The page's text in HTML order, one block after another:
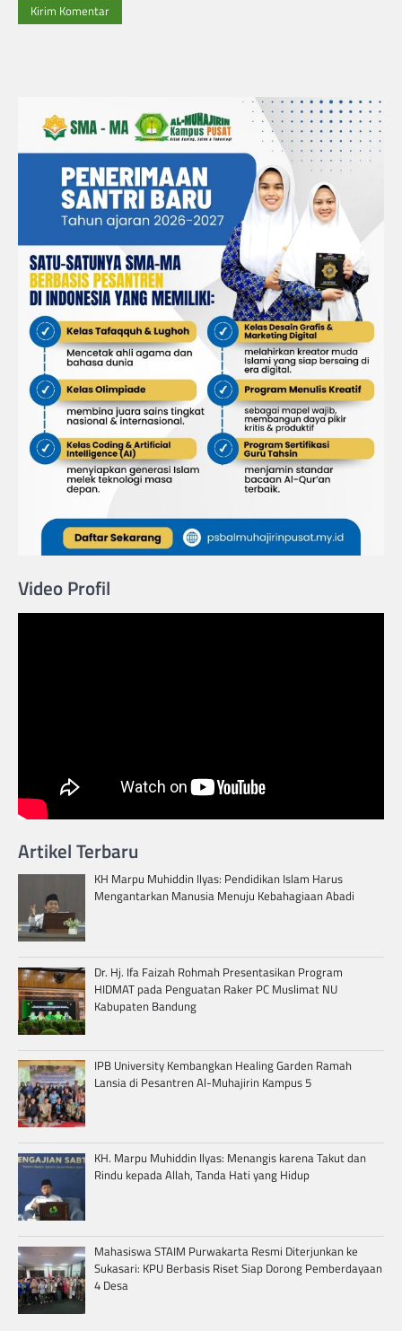
Video Profil
Artikel Terbaru
KH Marpu Muhiddin Ilyas: Pendidikan Islam Harus
Mengantarkan Manusia Menuju Kebahagiaan Abadi
Dr. Hj. Ifa Faizah Rohmah Presentasikan Program
HIDMAT pada Penguatan Raker PC Muslimat NU
Kabupaten Bandung
IPB University Kembangkan Healing Garden Ramah
Lansia di Pesantren Al-Muhajirin Kampus 5
KH. Marpu Muhiddin Ilyas: Menangis karena Takut dan
Rindu kepada Allah, Tanda Hati yang Hidup
Mahasiswa STAIM Purwakarta Resmi Diterjunkan ke
Sukasari: KPU Berbasis Riset Siap Dorong Pemberdayaan
4 Desa